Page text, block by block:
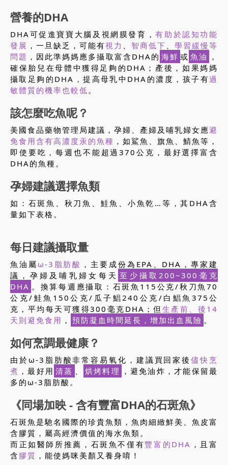
營養的DHA
DHA可促進寶寶大腦及視網膜發育，有助於認知功能
發展 ，一旦缺乏，可能有視力 、 智商低下 、 學習緩慢等
問題 ，因此準媽媽應多攝取富含DHA的 海鮮 或 魚油 ，
確保胎兒在母體中獲得足夠的DHA；產後，如果媽媽
攝取足夠的DHA，提高母乳中DHA的濃度，孩子有過
敏體質的機率也較低。
該怎麼吃魚呢？
美國食品藥物管理局建議，孕婦、產婦及哺乳婦女應避
免食用含有高濃度汞的魚種 ，如鯊魚、旗魚、鯖魚等，
即使要吃，每週也不能超過370公克，最好選擇富含
DHA的魚種。
孕婦建議選擇魚類
如：石斑魚、秋刀魚、鮭魚、小魚乾…等，其DHA含
量如下表格。
每日建議攝取量
魚油屬 ω-3脂肪酸 ，主要成份為EPA、DHA，專家建
議，孕婦及哺乳婦女每天 至少攝取200~300毫克
DHA 。換算每週應攝取：石斑魚115公克/秋刀魚70
公克/鮭魚150公克/瓜子鯧240公克/白鯧魚375公
克，平均每天可獲得300毫克DHA；但 生產前、後14
天則避免食用 ， 預防凝血時間延長，增加出血風險 。
如何烹調最健康？
由於ω-3脂肪酸非常容易氧化，建議買回家後儘快烹
煮 ，最好用 清蒸 、 烘烤料理 ，避免油炸，才能保留最
多的ω-3脂肪酸。
《同場加映 - 含有豐富DHA的石斑魚》
石斑魚是馳名國際的珍貴魚類，魚肉細緻鮮美、魚皮富
含膠質，屬高經濟價值的海水魚類。
而正如醫師所推薦，石斑魚不僅有豐富的DHA ，且富
含 膠質 ，能使媽咪美顏又養身唷！